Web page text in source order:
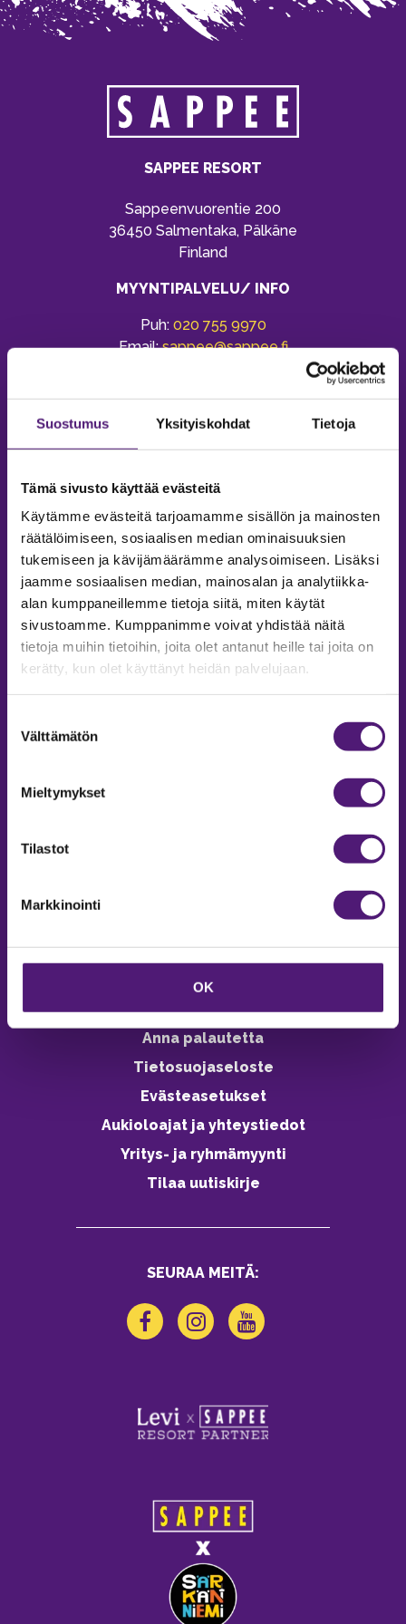
Suostumus Yksityiskohdat Tietoja
Tämä sivusto käyttää evästeitä
Käytämme evästeitä tarjoamamme sisällön ja mainosten
räätälöimiseen, sosiaalisen median ominaisuuksien
tukemiseen ja kävijämäärämme analysoimiseen. Lisäksi
jaamme sosiaalisen median, mainosalan ja analytiikka-
alan kumppaneillemme tietoja siitä, miten käytät
sivustoamme. Kumppanimme voivat yhdistää näitä
tietoja muihin tietoihin, joita olet antanut heille tai joita on
kerätty, kun olet käyttänyt heidän palvelujaan.
valinta
Välttämätön
Mieltymykset
Tilastot
Markkinointi
OK
SAPPEE RESORT
Sappeenvuorentie 200
36450 Salmentaka, Pälkäne
Finland
MYYNTIPALVELU/ INFO
Puh: 020 755 9970
Email:sappee@sappee.fi
MAJOITUS
Tiedustelut & Varaukset
Vastuullisuus
Ympäristöohjelma
Avoimet työpaikat
Anna palautetta
Tietosuojaseloste
Evästeasetukset
Aukioloajat ja yhteystiedot
Yritys- ja ryhmämyynti
Tilaa uutiskirje
SEURAA MEITÄ: